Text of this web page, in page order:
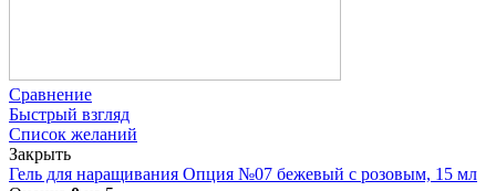
Сравнение
Быстрый взгляд
Список желаний
Закрыть
Гель для наращивания Опция №07 бежевый с розовым, 15 мл